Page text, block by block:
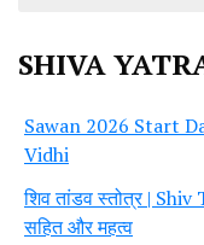
SHIVA
Sawan 2026 Start
Vidhi
शिव तांडव स्तोत्र |
सहित और महत्व